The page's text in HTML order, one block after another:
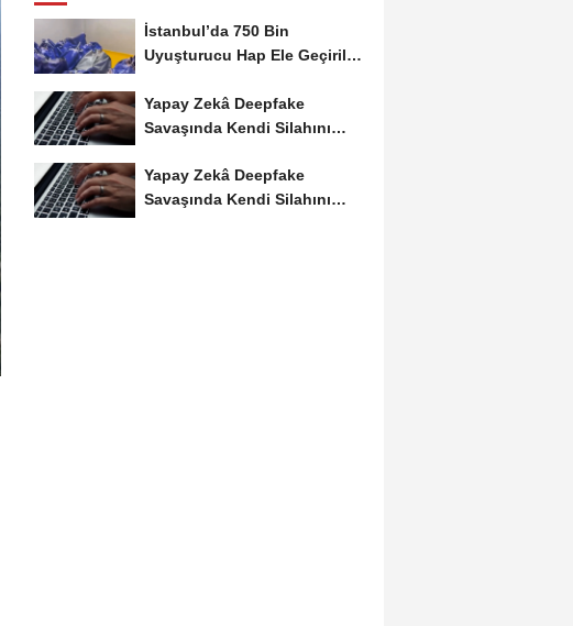
İstanbul’da 750 Bin
Uyuşturucu Hap Ele Geçirildi:
Yapay Zekâ Deepfake
Savaşında Kendi Silahını
Yapay Zekâ Deepfake
Savaşında Kendi Silahını